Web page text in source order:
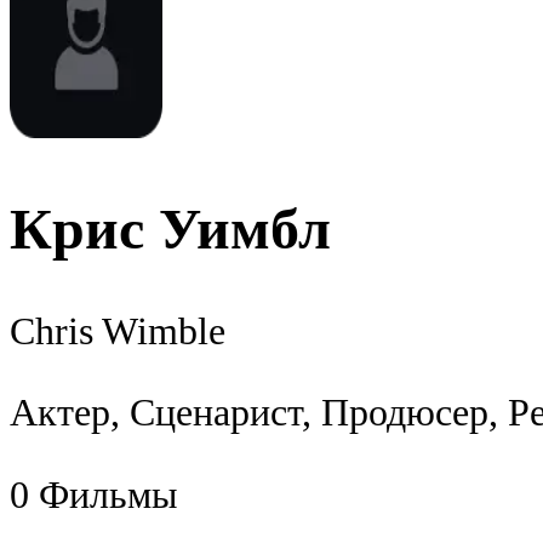
Крис Уимбл
Chris Wimble
Актер, Сценарист, Продюсер,
0 Фильмы